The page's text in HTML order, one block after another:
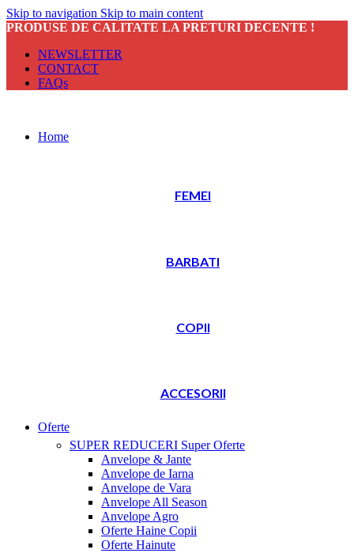
Skip to navigation Skip to main content
PRODUSE DE CALITATE LA PRETURI DECENTE !
NEWSLETTER
CONTACT
FAQs
Home
FEMEI
BARBATI
COPII
ACCESORII
Oferte
SUPER REDUCERI Super Oferte
Anvelope & Jante
Anvelope de Iarna
Anvelope de Vara
Anvelope All Season
Anvelope Agro
Oferte Haine Copii
Oferte Hainute